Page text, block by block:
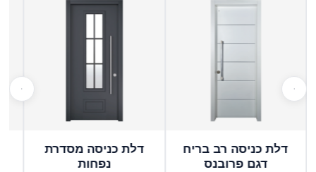
דלת כניסה רב בריח
דגם פרובנס
דלת כניסה מסדרת
נפחות